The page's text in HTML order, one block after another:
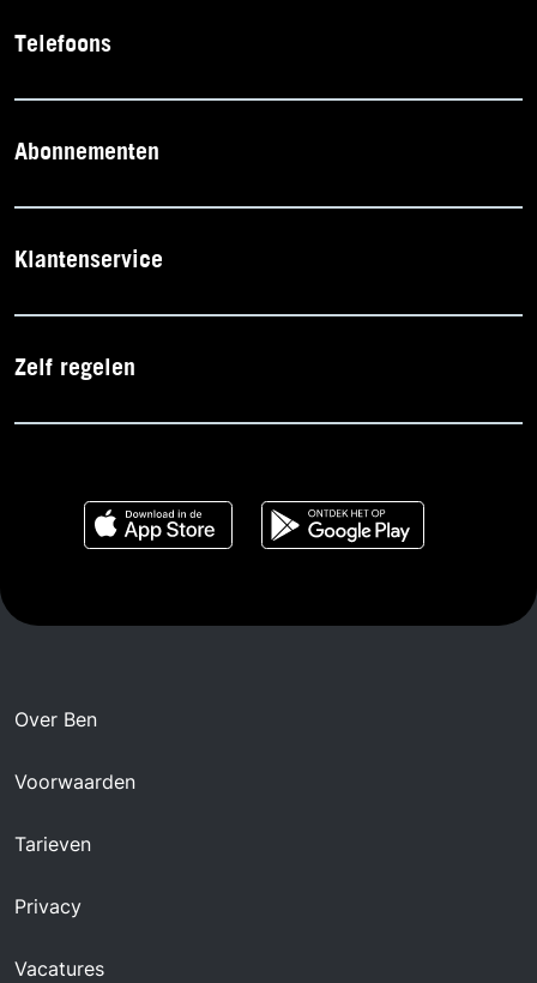
Telefoons
Abonnementen
Klantenservice
Zelf regelen
Over Ben
Voorwaarden
Tarieven
Privacy
Vacatures